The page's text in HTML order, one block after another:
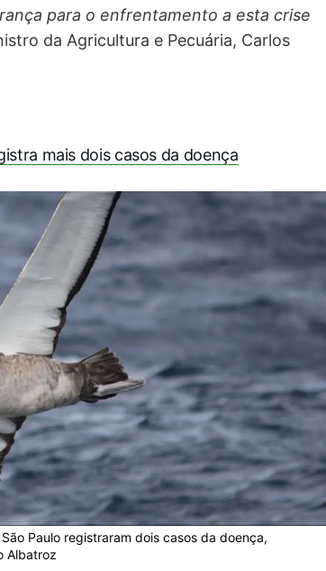
para o enfrentamento a esta crise
da Agricultura e Pecuária, Carlos
mais dois casos da doença
Paulo registraram dois casos da doença,
Albatroz